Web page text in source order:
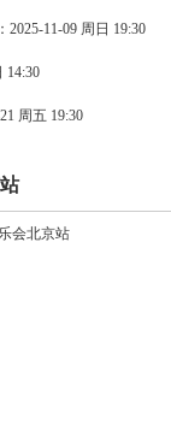
：2025-11-09 周日 19:30
14:30
周五 19:30